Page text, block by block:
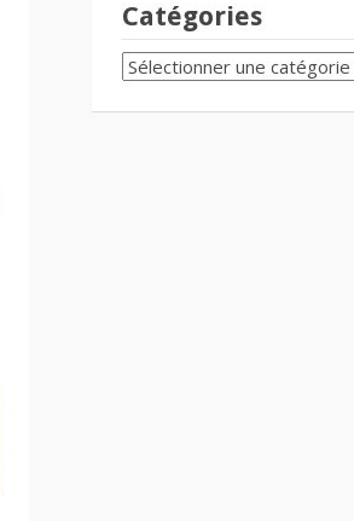
Catégories
CATÉGORIES